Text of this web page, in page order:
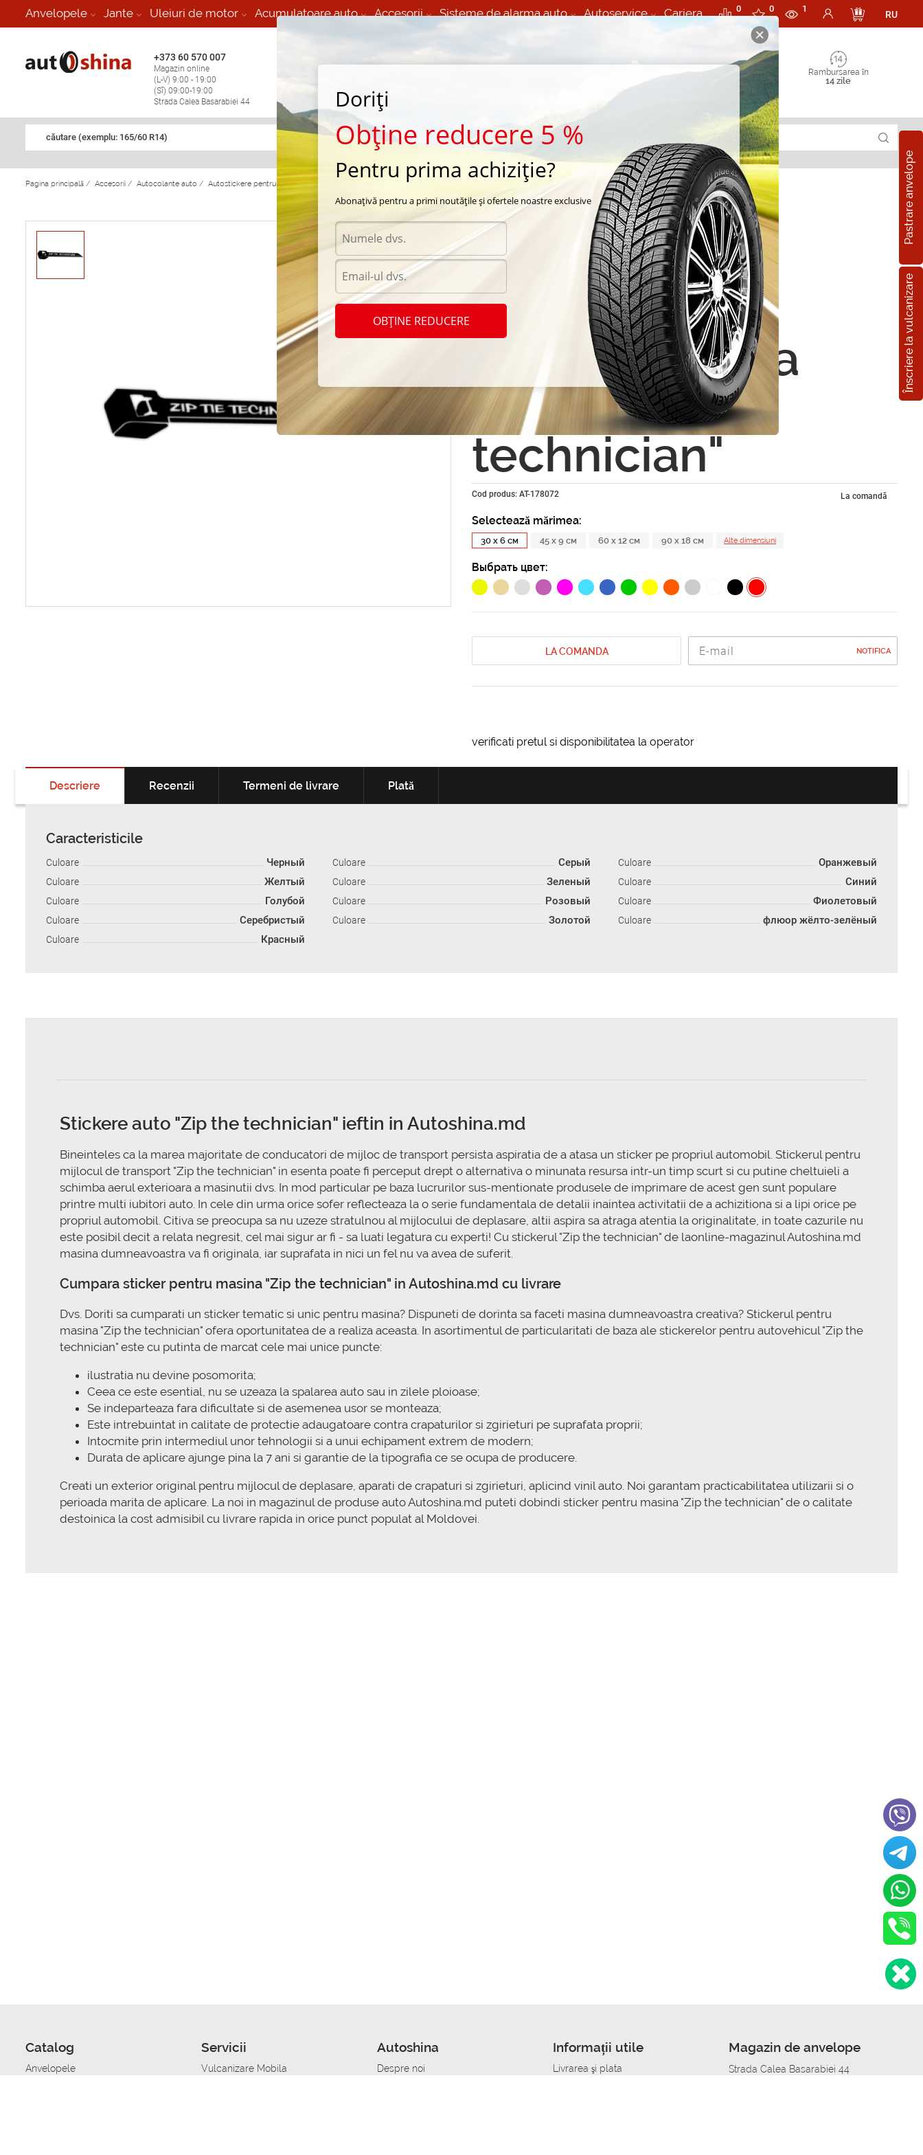
Anvelopele Jante Uleiuri de motor Acumulatoare auto Accesorii Sisteme de alarma auto Autoservice Cariera 0 0 1
RU
+373 60 570 007
Magazin online
(L-V) 9:00 - 19:00
(Sî) 09:00-19:00
Strada Calea Basarabiei 44
Vulcanizare Mobila 24/7 non
Rambursarea în
14 zile
căutare (exemplu: 165/60 R14)
Pastrare anvelope
Înscriere la vulcanizare
Pagina principală / Accesorii / Autocolante auto / Autostickere pentru masina "Zip the technician"
Accesorii
Autostickere
pentru masina
"Zip the
technician"
Cod produs: AT-178072 La comandă
Selectează mărimea:
30 x 6 см 45 x 9 см 60 x 12 см 90 x 18 см Alte dimensiuni
Выбрать цвет:
LA COMANDA NOTIFICA
verificati pretul si disponibilitatea la operator
Descriere Recenzii Termeni de livrare Plată
Caracteristicile
Culoare Черный Culoare Серый Culoare Оранжевый
Culoare Желтый Culoare Зеленый Culoare Синий
Culoare Голубой Culoare Розовый Culoare Фиолетовый
Culoare Серебристый Culoare Золотой Culoare флюор жёлто-зелёный
Culoare Красный
Stickere auto "Zip the technician" ieftin in Autoshina.md
Bineinteles ca la marea majoritate de conducatori de mijloc de transport persista aspiratia de a atasa un sticker pe propriul automobil. Stickerul pentru
mijlocul de transport "Zip the technician" in esenta poate fi perceput drept o alternativa o minunata resursa intr-un timp scurt si cu putine cheltuieli a
schimba aerul exterioara a masinutii dvs. In mod particular pe baza lucrurilor sus-mentionate produsele de imprimare de acest gen sunt populare
printre multi iubitori auto. In cele din urma orice sofer reflecteaza la o serie fundamentala de detalii inaintea activitatii de a achizitiona si a lipi orice pe
propriul automobil. Citiva se preocupa sa nu uzeze stratulnou al mijlocului de deplasare, altii aspira sa atraga atentia la originalitate, in toate cazurile nu
este posibil decit a relata negresit, cel mai sigur ar fi - sa luati legatura cu experti! Cu stickerul "Zip the technician" de laonline-magazinul Autoshina.md
masina dumneavoastra va fi originala, iar suprafata in nici un fel nu va avea de suferit.
Cumpara sticker pentru masina "Zip the technician" in Autoshina.md cu livrare
Dvs. Doriti sa cumparati un sticker tematic si unic pentru masina? Dispuneti de dorinta sa faceti masina dumneavoastra creativa? Stickerul pentru
masina "Zip the technician" ofera oportunitatea de a realiza aceasta. In asortimentul de particularitati de baza ale stickerelor pentru autovehicul "Zip the
technician" este cu putinta de marcat cele mai unice puncte:
ilustratia nu devine posomorita;
Ceea ce este esential, nu se uzeaza la spalarea auto sau in zilele ploioase;
Se indeparteaza fara dificultate si de asemenea usor se monteaza;
Este intrebuintat in calitate de protectie adaugatoare contra crapaturilor si zgirieturi pe suprafata proprii;
Intocmite prin intermediul unor tehnologii si a unui echipament extrem de modern;
Durata de aplicare ajunge pina la 7 ani si garantie de la tipografia ce se ocupa de producere.
Creati un exterior original pentru mijlocul de deplasare, aparati de crapaturi si zgirieturi, aplicind vinil auto. Noi garantam practicabilitatea utilizarii si o
perioada marita de aplicare. La noi in magazinul de produse auto Autoshina.md puteti dobindi sticker pentru masina "Zip the technician" de o calitate
destoinica la cost admisibil cu livrare rapida in orice punct populat al Moldovei.
Catalog
Anvelopele
Servicii
Vulcanizare Mobila
Autoshina
Despre noi
Informații utile
Livrarea şi plata
Magazin de anvelope
Strada Calea Basarabiei 44
Doriți
Obține reducere 5 %
Pentru prima achiziție?
Abonațivă pentru a primi noutățile și ofertele noastre exclusive
OBȚINE REDUCERE